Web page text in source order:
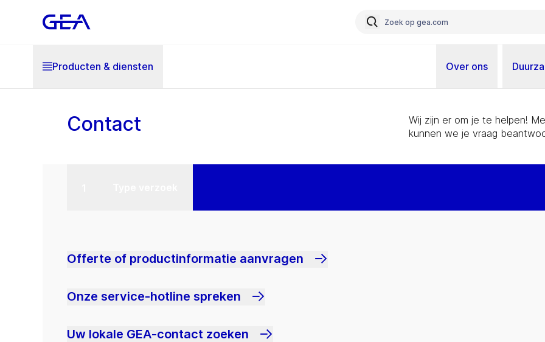
Producten & diensten Over ons
Contact
Wij zijn er om je te helpen!
kunnen we je vraag
Offerte of productinformatie aanvragen
Onze service-hotline spreken
Uw lokale GEA-contact zoeken